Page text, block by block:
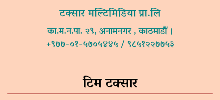
टक्सार मल्टिमिडिया प्रा.लि
का.म.न.पा. २९, अनामनगर , काठमाडौं ।
+९७७-०१-५७०५४४५ / ९८५१२२७७५३
टिम टक्सार